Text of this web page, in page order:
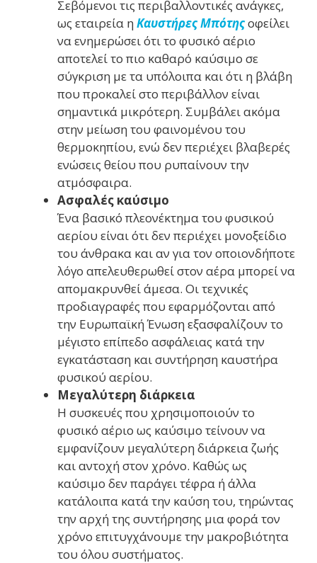
Σεβόμενοι τις περιβαλλοντικές ανάγκες,
ως εταιρεία η Καυστήρες Μπότηςοφείλει
να ενημερώσει ότι το φυσικό αέριο
αποτελεί το πιο καθαρό καύσιμο σε
σύγκριση με τα υπόλοιπα και ότι η βλάβη
που προκαλεί στο περιβάλλον είναι
σημαντικά μικρότερη. Συμβάλει ακόμα
στην μείωση του φαινομένου του
θερμοκηπίου, ενώ δεν περιέχει βλαβερές
ενώσεις θείου που ρυπαίνουν την
ατμόσφαιρα.
Ασφαλές καύσιμο
Ένα βασικό πλεονέκτημα του φυσικού
αερίου είναι ότι δεν περιέχει μονοξείδιο
του άνθρακα και αν για τον οποιονδήποτε
λόγο απελευθερωθεί στον αέρα μπορεί να
απομακρυνθεί άμεσα. Οι τεχνικές
προδιαγραφές που εφαρμόζονται από
την Ευρωπαϊκή Ένωση εξασφαλίζουν το
μέγιστο επίπεδο ασφάλειας κατά την
εγκατάσταση και συντήρηση καυστήρα
φυσικού αερίου.
Μεγαλύτερη διάρκεια
Η συσκευές που χρησιμοποιούν το
φυσικό αέριο ως καύσιμο τείνουν να
εμφανίζουν μεγαλύτερη διάρκεια ζωής
και αντοχή στον χρόνο. Καθώς ως
καύσιμο δεν παράγει τέφρα ή άλλα
κατάλοιπα κατά την καύση του, τηρώντας
την αρχή της συντήρησης μια φορά τον
χρόνο επιτυγχάνουμε την μακροβιότητα
του όλου συστήματος.